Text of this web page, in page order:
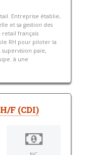
Entreprise établie,
et sa gestion des
retail français
RH pour piloter la
paie,
à une
F (CDI)